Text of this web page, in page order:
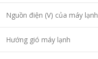
Nguồn điện (V) của máy lạnh
Hướng gió máy lạnh